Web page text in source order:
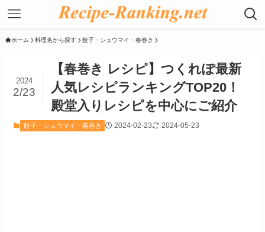
ホーム 料理名から探す 餃子・シュウマイ・春巻き
【春巻き レシピ】つくれぽ最新
人気レシピランキングTOP20！
殿堂入りレシピを中心にご紹介
2024
2/23
餃子・シュウマイ・春巻き 2024-02-23 2024-05-23